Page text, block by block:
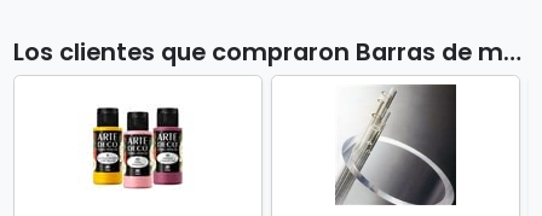
n
Los clientes que compraron Barras de metacrilato también compraron